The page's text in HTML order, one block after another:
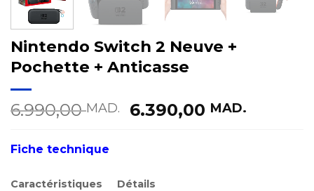
Nintendo Switch 2 Neuve +
Pochette + Anticasse
6.990,00MAD.
Le
6.990,00 MAD..
6.390,00 MAD.
Fiche technique
Caractéristiques
Détails